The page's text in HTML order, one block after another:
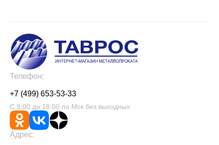
Телефон:
+7 (499) 653-53-33
С 9:00 до 18:00 по Мск без выходных
Адрес: